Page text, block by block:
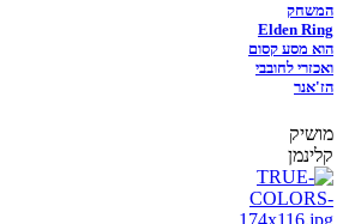
המשחק
Elden Ring
הוא מסע קסום
ואכזרי לחובבי
הז'אנר
מושיק
קלינמן